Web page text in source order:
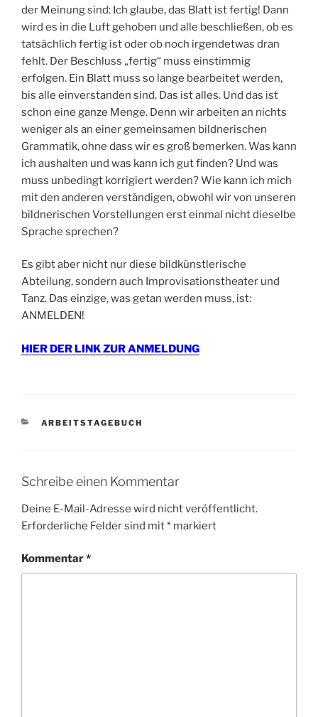
der Meinung sind: Ich glaube, das Blatt ist fertig! Dann
wird es in die Luft gehoben und alle beschließen, ob es
tatsächlich fertig ist oder ob noch irgendetwas dran
fehlt. Der Beschluss „fertig“ muss einstimmig
erfolgen. Ein Blatt muss so lange bearbeitet werden,
bis alle einverstanden sind. Das ist alles. Und das ist
schon eine ganze Menge. Denn wir arbeiten an nichts
weniger als an einer gemeinsamen bildnerischen
Grammatik, ohne dass wir es groß bemerken. Was kann
ich aushalten und was kann ich gut finden? Und was
muss unbedingt korrigiert werden? Wie kann ich mich
mit den anderen verständigen, obwohl wir von unseren
bildnerischen Vorstellungen erst einmal nicht dieselbe
Sprache sprechen?
Es gibt aber nicht nur diese bildkünstlerische
Abteilung, sondern auch Improvisationstheater und
Tanz. Das einzige, was getan werden muss, ist:
ANMELDEN!
HIER DER LINK ZUR ANMELDUNG
KATEGORIEN
ARBEITSTAGEBUCH
Schreibe einen Kommentar
Deine E-Mail-Adresse wird nicht veröffentlicht.
Erforderliche Felder sind mit* markiert
Kommentar*